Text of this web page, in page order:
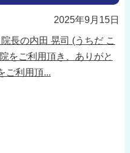
2025年9月15日
長の内田 晃司 (うちだ こ
利用頂き、ありがと
利用頂...